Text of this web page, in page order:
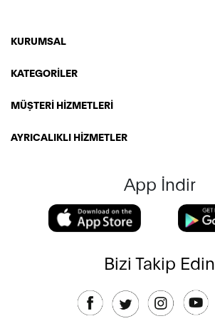
KURUMSAL
KATEGORİLER
MÜŞTERİ HİZMETLERİ
AYRICALIKLI HİZMETLER
App İndir
Bizi Takip Edin